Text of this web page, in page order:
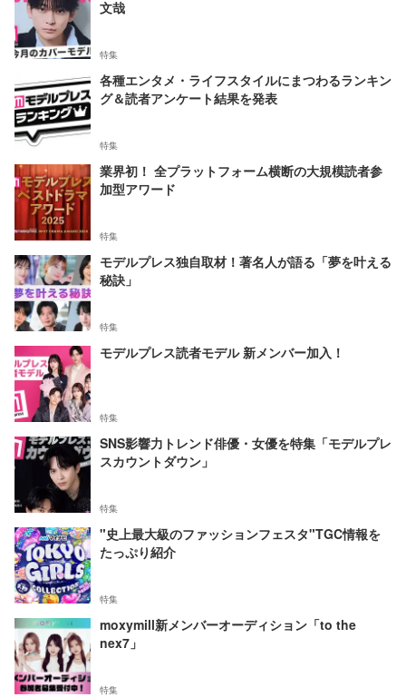
文哉
特集
各種エンタメ・ライフスタイルにまつわるランキン
グ＆読者アンケート結果を発表
特集
業界初！ 全プラットフォーム横断の大規模読者参
加型アワード
特集
モデルプレス独自取材！著名人が語る「夢を叶える
秘訣」
特集
モデルプレス読者モデル 新メンバー加入！
特集
SNS影響力トレンド俳優・女優を特集「モデルプレ
スカウントダウン」
特集
"史上最大級のファッションフェスタ"TGC情報を
たっぷり紹介
特集
moxymill新メンバーオーディション「to the
nex7」
特集